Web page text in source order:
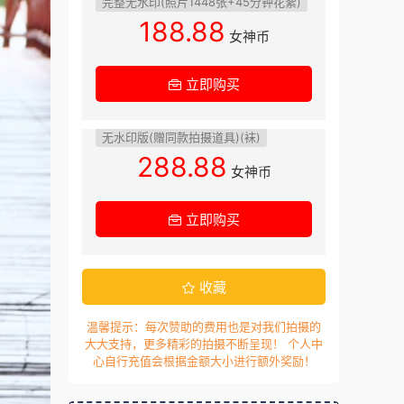
188.88 女神币
立即购买
无水印版(赠同款拍摄道具)(袜)
288.88 女神币
立即购买
收藏
温馨提示：每次赞助的费用也是对我们拍摄的
大大支持，更多精彩的拍摄不断呈现！ 个人中
心自行充值会根据金额大小进行额外奖励！